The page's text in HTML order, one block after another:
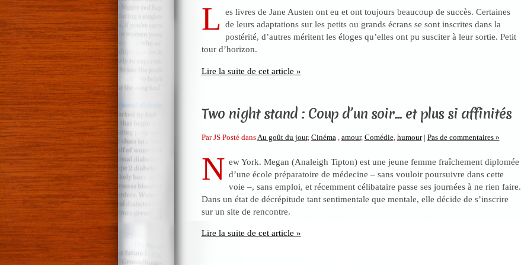
L es livres de Jane Austen ont eu et ont toujours beaucoup de succès. Certaines
de leurs adaptations sur les petits ou grands écrans se sont inscrites dans la
postérité, d’autres méritent les éloges qu’elles ont pu susciter à leur sortie. Petit
tour d’horizon.
Lire la suite de cet article »
Two night stand : Coup d’un soir… et plus si affinités
Par JS Posté dans Au goût du jour, Cinéma amour, Comédie, humour | Pas de commentaires »
N ew York. Megan (Analeigh Tipton) est une jeune femme fraîchement diplomée
d’une école préparatoire de médecine – sans vouloir poursuivre dans cette
voie –, sans emploi, et récemment célibataire passe ses journées à ne rien faire.
Dans un état de décrépitude tant sentimentale que mentale, elle décide de s’inscrire
sur un site de rencontre.
Lire la suite de cet article »